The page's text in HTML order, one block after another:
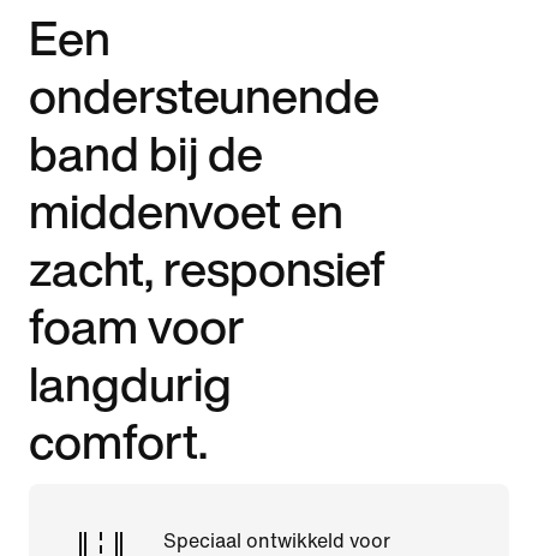
Een
ondersteunende
band bij de
middenvoet en
zacht, responsief
foam voor
langdurig
comfort.
Speciaal ontwikkeld voor